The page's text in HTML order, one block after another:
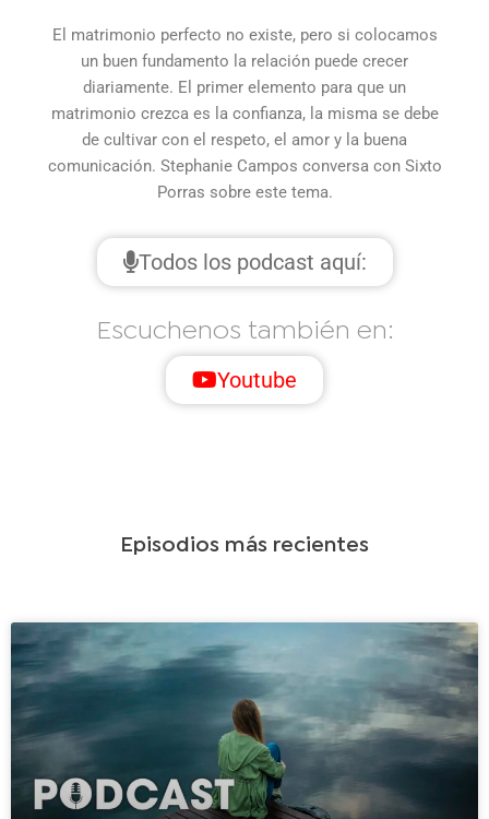
El matrimonio perfecto no existe, pero si colocamos
un buen fundamento la relación puede crecer
diariamente. El primer elemento para que un
matrimonio crezca es la confianza, la misma se debe
de cultivar con el respeto, el amor y la buena
comunicación. Stephanie Campos conversa con Sixto
Porras sobre este tema.
Todos los podcast aquí:
Escuchenos también en:
Youtube
Episodios más recientes